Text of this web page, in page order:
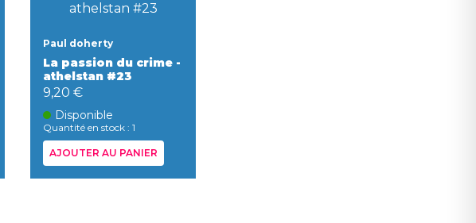
Paul doherty
La passion du crime -
athelstan #23
9,20 €
Disponible
Quantité en stock : 1
AJOUTER AU PANIER